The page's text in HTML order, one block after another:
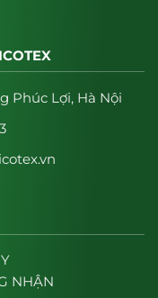
Phúc Lợi, Hà Nội
NHẬN